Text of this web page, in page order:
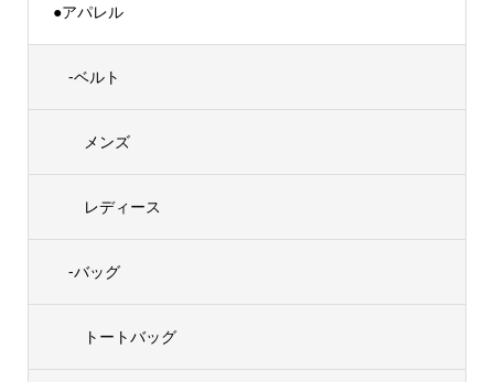
●アパレル
-ベルト
メンズ
レディース
-バッグ
トートバッグ